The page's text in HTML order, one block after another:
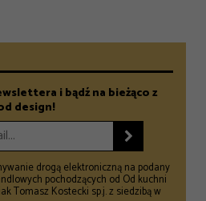
i bądź na bieżąco z
design!

drogą elektroniczną na podany
pochodzących od Od kuchni
Tomasz Kostecki sp.j. z siedzibą w